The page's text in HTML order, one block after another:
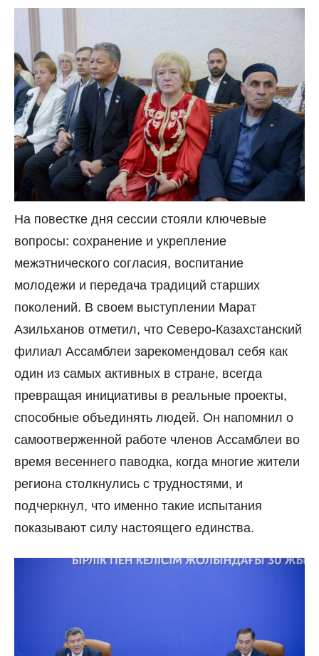
На повестке дня сессии стояли ключевые
вопросы: сохранение и укрепление
межэтнического согласия, воспитание
молодежи и передача традиций старших
поколений. В своем выступлении Марат
Азильханов отметил, что Северо-Казахстанский
филиал Ассамблеи зарекомендовал себя как
один из самых активных в стране, всегда
превращая инициативы в реальные проекты,
способные объединять людей. Он напомнил о
самоотверженной работе членов Ассамблеи во
время весеннего паводка, когда многие жители
региона столкнулись с трудностями, и
подчеркнул, что именно такие испытания
показывают силу настоящего единства.